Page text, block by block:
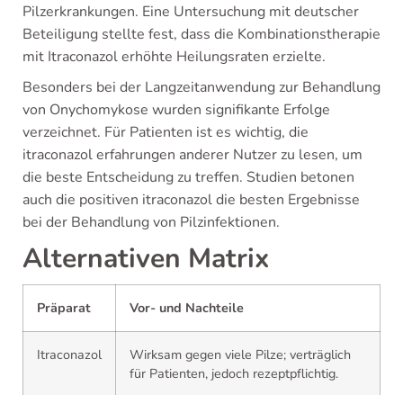
Pilzerkrankungen. Eine Untersuchung mit deutscher
Beteiligung stellte fest, dass die Kombinationstherapie
mit Itraconazol erhöhte Heilungsraten erzielte.
Besonders bei der Langzeitanwendung zur Behandlung
von Onychomykose wurden signifikante Erfolge
verzeichnet. Für Patienten ist es wichtig, die
itraconazol erfahrungen anderer Nutzer zu lesen, um
die beste Entscheidung zu treffen. Studien betonen
auch die positiven itraconazol die besten Ergebnisse
bei der Behandlung von Pilzinfektionen.
Alternativen Matrix
Präparat Vor- und Nachteile
Itraconazol
Wirksam gegen viele Pilze; verträglich
für Patienten, jedoch rezeptpflichtig.